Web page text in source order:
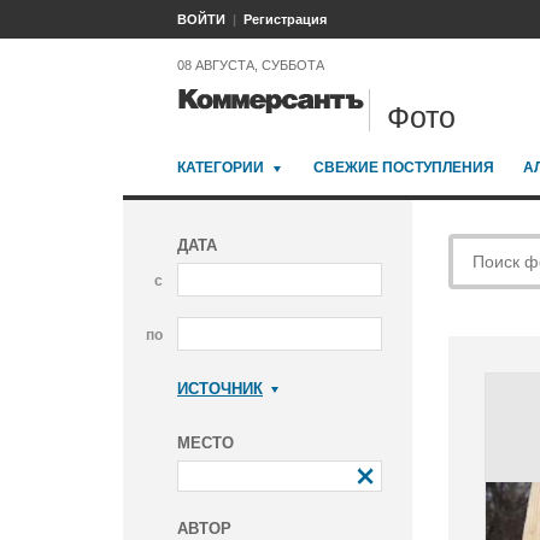
ВОЙТИ Регистрация
08 АВГУСТА, СУББОТА
Фото
КАТЕГОРИИ СВЕЖИЕ ПОСТУПЛЕНИЯ
ДАТА
с
по
ИСТОЧНИК
МЕСТО
АВТОР